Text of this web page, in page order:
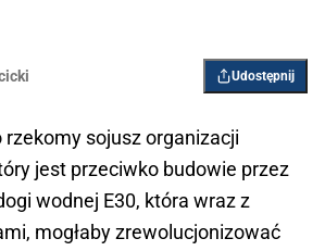
Udostępnij
rzekomy sojusz organizacji
jest przeciwko budowie przez
wodnej E30, która wraz z
mogłaby zrewolucjonizować